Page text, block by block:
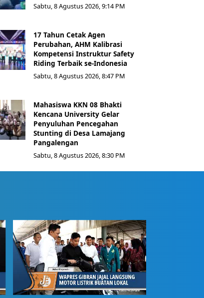
Sabtu, 8 Agustus 2026, 9:14 PM
17 Tahun Cetak Agen
Perubahan, AHM Kalibrasi
Kompetensi Instruktur Safety
Riding Terbaik se-Indonesia
Sabtu, 8 Agustus 2026, 8:47 PM
Mahasiswa KKN 08 Bhakti
Kencana University Gelar
Penyuluhan Pencegahan
Stunting di Desa Lamajang
Pangalengan
Sabtu, 8 Agustus 2026, 8:30 PM